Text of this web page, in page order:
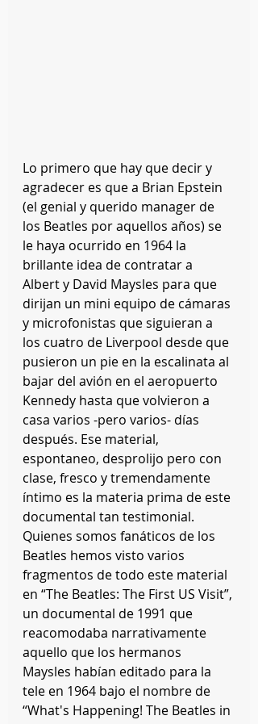
Lo primero que hay que decir y
agradecer es que a Brian Epstein
(el genial y querido manager de
los Beatles por aquellos años) se
le haya ocurrido en 1964 la
brillante idea de contratar a
Albert y David Maysles para que
dirijan un mini equipo de cámaras
y microfonistas que siguieran a
los cuatro de Liverpool desde que
pusieron un pie en la escalinata al
bajar del avión en el aeropuerto
Kennedy hasta que volvieron a
casa varios -pero varios- días
después. Ese material,
espontaneo, desprolijo pero con
clase, fresco y tremendamente
íntimo es la materia prima de este
documental tan testimonial.
Quienes somos fanáticos de los
Beatles hemos visto varios
fragmentos de todo este material
en “The Beatles: The First US Visit”,
un documental de 1991 que
reacomodaba narrativamente
aquello que los hermanos
Maysles habían editado para la
tele en 1964 bajo el nombre de
“What's Happening! The Beatles in